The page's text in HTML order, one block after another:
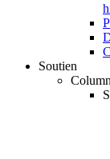
Soutien